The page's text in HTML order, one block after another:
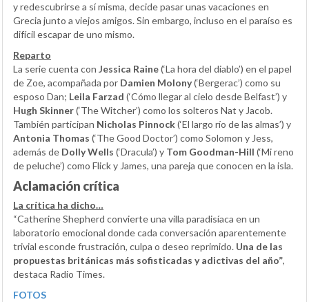
y redescubrirse a sí misma, decide pasar unas vacaciones en
Grecia junto a viejos amigos. Sin embargo, incluso en el paraíso es
difícil escapar de uno mismo.
Reparto
La serie cuenta con Jessica Raine(‘La hora del diablo’) en el papel
de Zoe, acompañada por Damien Molony(‘Bergerac’) como su
esposo Dan; Leila Farzad (‘Cómo llegar al cielo desde Belfast’) y
Hugh Skinner(‘The Witcher’) como los solteros Nat y Jacob.
También participan Nicholas Pinnock(‘El largo río de las almas’) y
Antonia Thomas (‘The Good Doctor’) como Solomon y Jess,
además de Dolly Wells (‘Dracula’) y Tom Goodman-Hill (‘Mi reno
de peluche’) como Flick y James, una pareja que conocen en la isla.
Aclamación crítica
La crítica ha dicho…
“Catherine Shepherd convierte una villa paradisíaca en un
laboratorio emocional donde cada conversación aparentemente
trivial esconde frustración, culpa o deseo reprimido. Una de las
propuestas británicas más sofisticadas y adictivas del año”,
destaca Radio Times.
FOTOS